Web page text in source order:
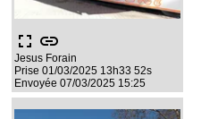
fullscreen link
Jesus Forain
Prise 01/03/2025 13h33 52s
Envoyée 07/03/2025 15:25